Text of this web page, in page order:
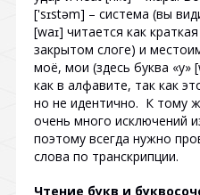
['sɪstəm] – система (вы
[waɪ] читается как краткая
закрытом слоге) и
моё, мои (здесь буква «у»
как в алфавите, так как
но не идентично. К тому
очень много исключений
поэтому всегда нужно
слова по транскрипции.
Чтение букв и